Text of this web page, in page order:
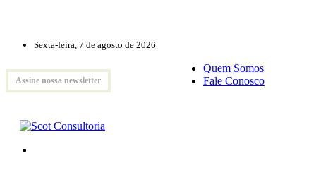
Sexta-feira, 7 de agosto de 2026
Assine nossa newsletter
Quem Somos
Fale Conosco